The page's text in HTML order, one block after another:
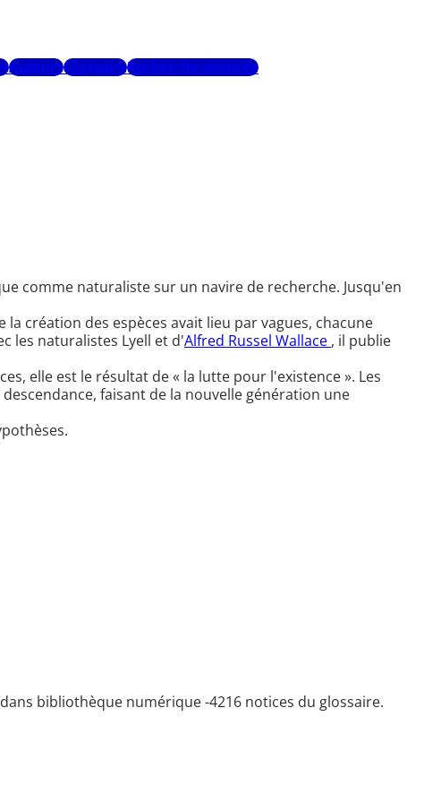
AuteursGlossaireRecherche avancée
comme naturaliste sur un navire de recherche. Jusqu'en
création des espèces avait lieu par vagues, chacune
les naturalistes Lyell et d'Alfred Russel Wallace , il publie
elle est le résultat de « la lutte pour l'existence ». Les
faisant de la nouvelle génération une
bibliothèque numérique -4216 notices du glossaire.